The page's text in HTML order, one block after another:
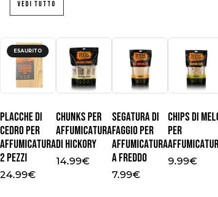
VEDI TUTTO
ESAURITO
Placche di
cedro per
affumicatura
2 pezzi
24.99€
Chunks per
affumicatura
di Hickory
14.99€
Segatura di
faggio per
affumicatura
a freddo
7.99€
Chips di
per
9.99€